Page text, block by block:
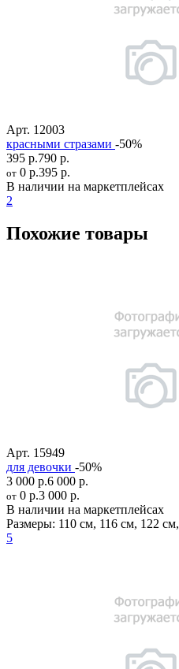
Арт. 12003
красными стразами -50%
395 р.790 р.
от 0 р.395 р.
В наличии на маркетплейсах
2
Похожие товары
Арт. 15949
для девочки -50%
3 000 р.6 000 р.
от 0 р.3 000 р.
В наличии на маркетплейсах
Размеры: 110 см, 116 см, 122 см,
5